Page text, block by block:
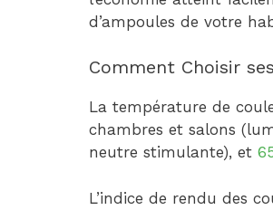
d’ampoules de votre
Comment Choisir
La température de
chambres et salons
neutre stimulante), et
L’indice de rendu des